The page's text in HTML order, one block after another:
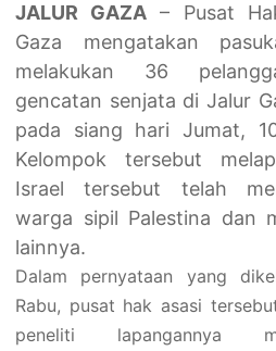
JALUR GAZA – Pusat
Gaza mengatakan
melakukan 36
gencatan senjata di Jalur
pada siang hari Jumat,
Kelompok tersebut
Israel tersebut telah
warga sipil Palestina dan
lainnya.
Dalam pernyataan yang
Rabu, pusat hak asasi
peneliti lapangannya